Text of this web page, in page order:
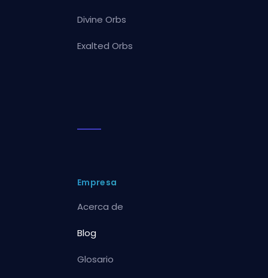
Divine Orbs
Exalted Orbs
Empresa
Acerca de
Blog
Glosario